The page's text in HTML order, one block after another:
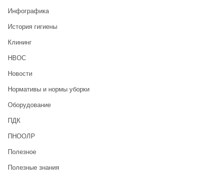
Инфографика
История гигиены
Клининг
НВОС
Новости
Нормативы и нормы уборки
Оборудование
ПДК
ПНООЛР
Полезное
Полезные знания